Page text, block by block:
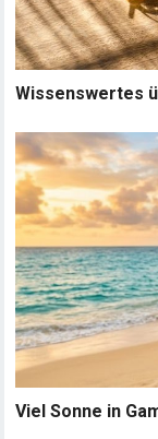
Wissenswertes
Viel Sonne in